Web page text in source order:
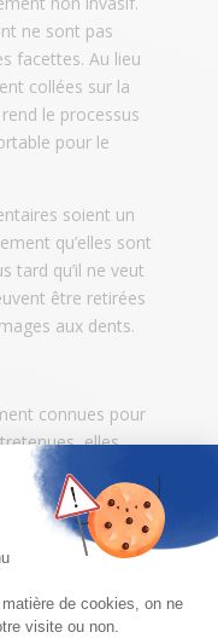
ne sont pas
facettes. Au lieu
collées sur la
le processus
pour le
soient un
qu’elles sont
tard qu’il ne veut
être retirées
aux dents.
connues pour
elles
plus. Les facettes
résistantes et sont
de se décolorer
dentaires ne
avec le